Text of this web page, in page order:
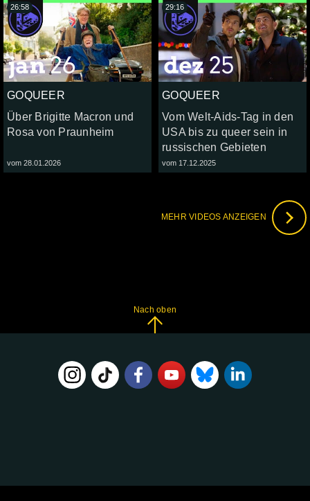
GOQUEER
Über Brigitte Macron und
Rosa von Praunheim
vom 28.01.2026
26:58
GOQUEER
Vom Welt-Aids-Tag in den
USA bis zu queer sein in
russischen Gebieten
vom 17.12.2025
29:16
MEHR VIDEOS ANZEIGEN
Nach oben